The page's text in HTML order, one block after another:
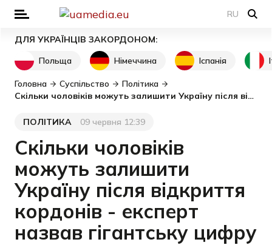
RU
ДЛЯ УКРАЇНЦІВ ЗАКОРДОНОМ:
Польща
Німеччина Іспанія
Головна Суспільство
Політика
Скільки чоловіків можуть залишити Україну після відкриття кордонів - експерт назвав гігантську цифру
Категорія
ПОЛІТИКА
Дата публікації09 червня 12:39
Скільки чоловіків
можуть залишити
Україну після відкриття
кордонів - експерт
назвав гігантську цифру